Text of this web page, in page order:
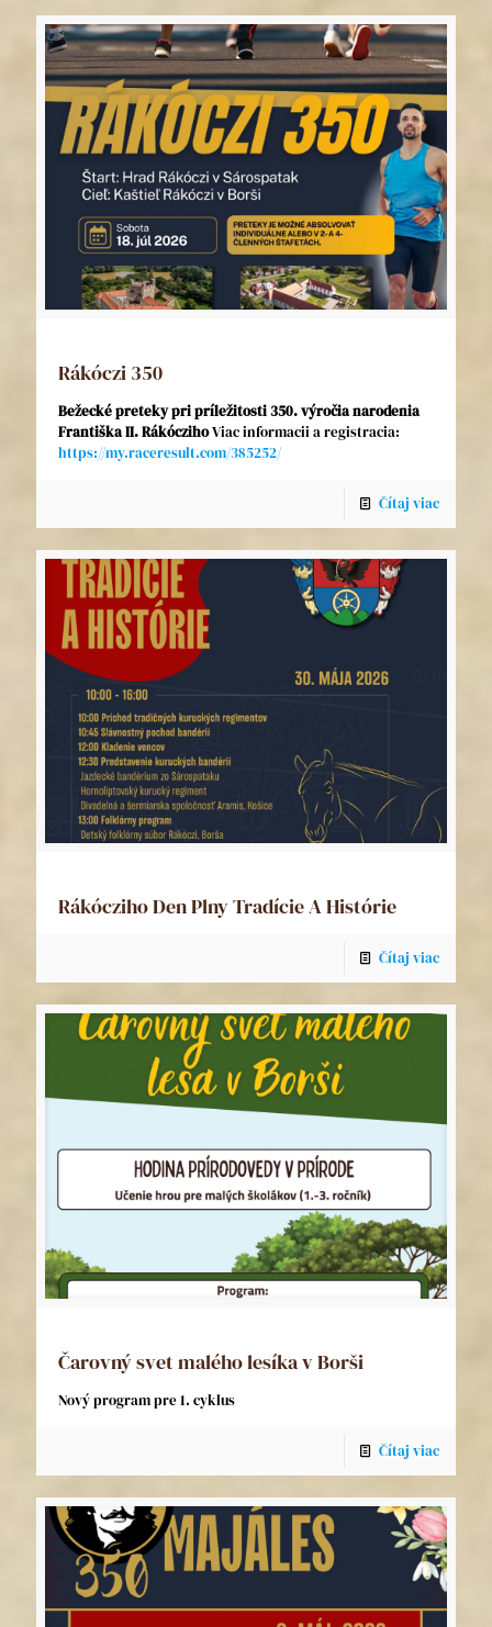
Rákóczi 350
Bežecké preteky pri príležitosti 350. výročia narodenia
Františka II. RákóczihoViac informacii a registracia:
https://my.raceresult.com/385252/
Čítaj viac
Rákócziho Den Plny Tradície A Histórie
Čítaj viac
Čarovný svet malého lesíka v Borši
Nový program pre 1. cyklus
Čítaj viac